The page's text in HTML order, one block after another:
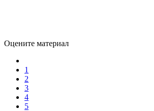
Оцените материал
1
2
3
4
5